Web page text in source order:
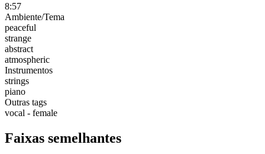
8:57
Ambiente/Tema
peaceful
strange
abstract
atmospheric
Instrumentos
strings
piano
Outras tags
vocal - female
Faixas semelhantes